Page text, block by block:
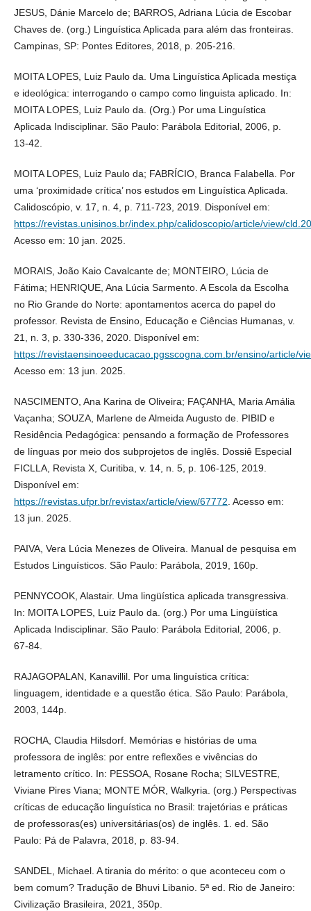
JESUS, Dánie Marcelo de; BARROS, Adriana Lúcia de Escobar
Chaves de. (org.) Linguística Aplicada para além das fronteiras.
Campinas, SP: Pontes Editores, 2018, p. 205-216.
MOITA LOPES, Luiz Paulo da. Uma Linguística Aplicada mestiça
e ideológica: interrogando o campo como linguista aplicado. In:
MOITA LOPES, Luiz Paulo da. (Org.) Por uma Linguística
Aplicada Indisciplinar. São Paulo: Parábola Editorial, 2006, p.
13-42.
MOITA LOPES, Luiz Paulo da; FABRÍCIO, Branca Falabella. Por
uma ‘proximidade crítica’ nos estudos em Linguística Aplicada.
Calidoscópio, v. 17, n. 4, p. 711-723, 2019. Disponível em:
https://revistas.unisinos.br/index.php/calidoscopio/article/view/
Acesso em: 10 jan. 2025.
MORAIS, João Kaio Cavalcante de; MONTEIRO, Lúcia de
Fátima; HENRIQUE, Ana Lúcia Sarmento. A Escola da Escolha
no Rio Grande do Norte: apontamentos acerca do papel do
professor. Revista de Ensino, Educação e Ciências Humanas, v.
21, n. 3, p. 330-336, 2020. Disponível em:
https://revistaensinoeeducacao.pgsscogna.com.br/ensino/article/
Acesso em: 13 jun. 2025.
NASCIMENTO, Ana Karina de Oliveira; FAÇANHA, Maria Amália
Vaçanha; SOUZA, Marlene de Almeida Augusto de. PIBID e
Residência Pedagógica: pensando a formação de Professores
de línguas por meio dos subprojetos de inglês. Dossiê Especial
FICLLA, Revista X, Curitiba, v. 14, n. 5, p. 106-125, 2019.
Disponível em:
https://revistas.ufpr.br/revistax/article/view/67772 . Acesso em:
13 jun. 2025.
PAIVA, Vera Lúcia Menezes de Oliveira. Manual de pesquisa em
Estudos Linguísticos. São Paulo: Parábola, 2019, 160p.
PENNYCOOK, Alastair. Uma lingüística aplicada transgressiva.
In: MOITA LOPES, Luiz Paulo da. (org.) Por uma Lingüística
Aplicada Indisciplinar. São Paulo: Parábola Editorial, 2006, p.
67-84.
RAJAGOPALAN, Kanavillil. Por uma linguística crítica:
linguagem, identidade e a questão ética. São Paulo: Parábola,
2003, 144p.
ROCHA, Claudia Hilsdorf. Memórias e histórias de uma
professora de inglês: por entre reflexões e vivências do
letramento crítico. In: PESSOA, Rosane Rocha; SILVESTRE,
Viviane Pires Viana; MONTE MÓR, Walkyria. (org.) Perspectivas
críticas de educação linguística no Brasil: trajetórias e práticas
de professoras(es) universitárias(os) de inglês. 1. ed. São
Paulo: Pá de Palavra, 2018, p. 83-94.
SANDEL, Michael. A tirania do mérito: o que aconteceu com o
bem comum? Tradução de Bhuvi Libanio. 5ª ed. Rio de Janeiro:
Civilização Brasileira, 2021, 350p.